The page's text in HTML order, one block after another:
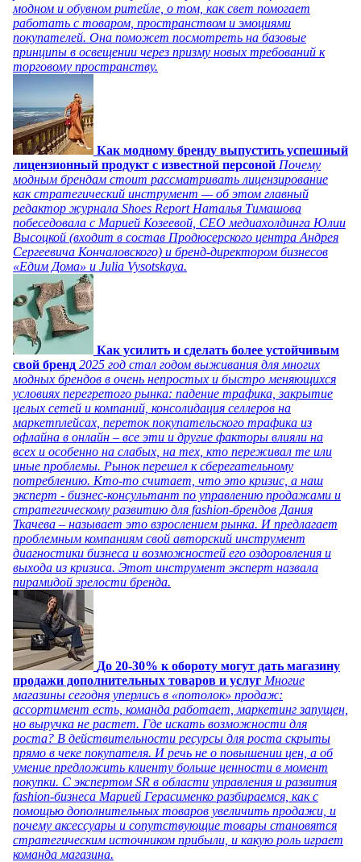
модном и обувном ритейле, о том, как свет помогает
работать с товаром, пространством и эмоциями
покупателей. Она поможет посмотреть на базовые
принципы в освещении через призму новых требований к
торговому пространству.
Как модному бренду выпустить успешный
лицензионный продукт с известной персоной Почему
модным брендам стоит рассматривать лицензирование
как стратегический инструмент — об этом главный
редактор журнала Shoes Report Наталья Тимашова
побеседовала с Марией Козеевой, СЕО медиахолдинга Юлии
Высоцкой (входит в состав Продюсерского центра Андрея
Сергеевича Кончаловского) и бренд-директором бизнесов
«Едим Дома» и Julia Vysotskaya.
Как усилить и сделать более устойчивым
свой бренд 2025 год стал годом выживания для многих
модных брендов в очень непростых и быстро меняющихся
условиях перегретого рынка: падение трафика, закрытие
целых сетей и компаний, консолидация селлеров на
маркетплейсах, переток покупательского трафика из
офлайна в онлайн – все эти и другие факторы влияли на
всех и особенно на слабых, на тех, кто переживал те или
иные проблемы. Рынок перешел к сберегательному
потреблению. Кто-то считает, что это кризис, а наш
эксперт - бизнес-консультант по управлению продажами и
стратегическому развитию для fashion-брендов Дания
Ткачева – называет это взрослением рынка. И предлагает
проблемным компаниям свой авторский инструмент
диагностики бизнеса и возможностей его оздоровления и
выхода из кризиса. Этот инструмент эксперт назвала
пирамидой зрелости бренда.
До 20-30% к обороту могут дать магазину
продажи дополнительных товаров и услуг Многие
магазины сегодня уперлись в «потолок» продаж:
ассортимент есть, команда работает, маркетинг запущен,
но выручка не растет. Где искать возможности для
роста? В действительности ресурсы для роста скрыты
прямо в чеке покупателя. И речь не о повышении цен, а об
умение предложить клиенту больше ценности в момент
покупки. С экспертом SR в области управления и развития
fashion-бизнеса Марией Герасименко разбираемся, как с
помощью дополнительных товаров увеличить продажи, и
почему аксессуары и сопутствующие товары становятся
стратегическим источником прибыли, и какую роль играет
команда магазина.